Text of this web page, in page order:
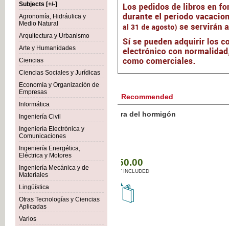
Subjects [+/-]
Agronomía, Hidráulica y
Medio Natural
Arquitectura y Urbanismo
Arte y Humanidades
Ciencias
Ciencias Sociales y Jurídicas
Economía y Organización de
Empresas
Informática
Ingeniería Civil
Ingeniería Electrónica y
Comunicaciones
Ingeniería Energética,
Eléctrica y Motores
Ingeniería Mecánica y de
Materiales
Lingüística
Otras Tecnologías y Ciencias
Aplicadas
Varios
Recommended
Botánica Agroalimentaria